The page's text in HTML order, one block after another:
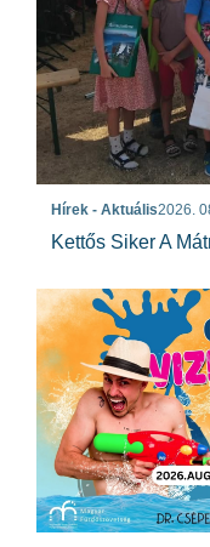
Hírek - Aktuális2026.
Kettős Siker A